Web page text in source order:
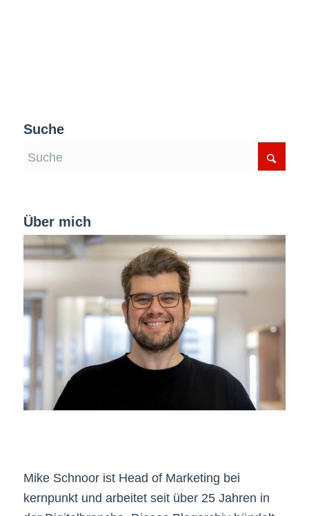
Suche
Über mich
Mike Schnoor ist Head of Marketing bei
kernpunkt und arbeitet seit über 25 Jahren in